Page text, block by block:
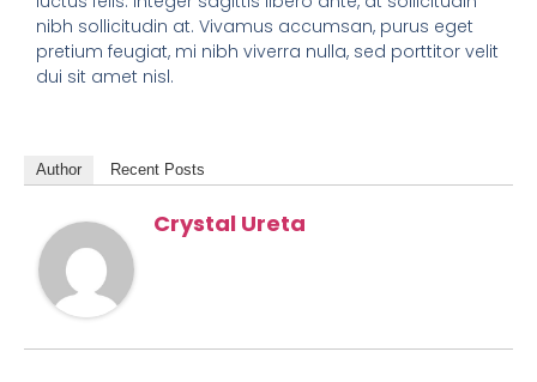
nibh sollicitudin at. Vivamus accumsan, purus eget
pretium feugiat, mi nibh viverra nulla, sed porttitor velit
dui sit amet nisl.
Author Recent Posts
Crystal Ureta